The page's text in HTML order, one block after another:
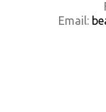
Email: